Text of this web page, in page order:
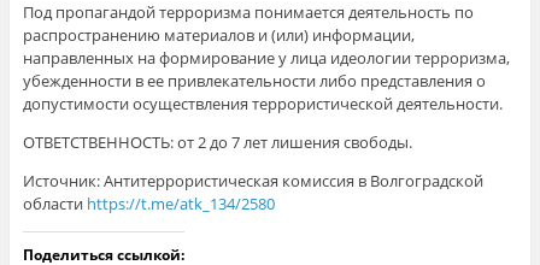
Под пропагандой терроризма понимается деятельность по
распространению материалов и (или) информации,
направленных на формирование у лица идеологии терроризма,
убежденности в ее привлекательности либо представления о
допустимости осуществления террористической деятельности.
ОТВЕТСТВЕННОСТЬ: от 2 до 7 лет лишения свободы.
Источник: Антитеррористическая комиссия в Волгоградской
области https://t.me/atk_134/2580
Поделиться ссылкой: